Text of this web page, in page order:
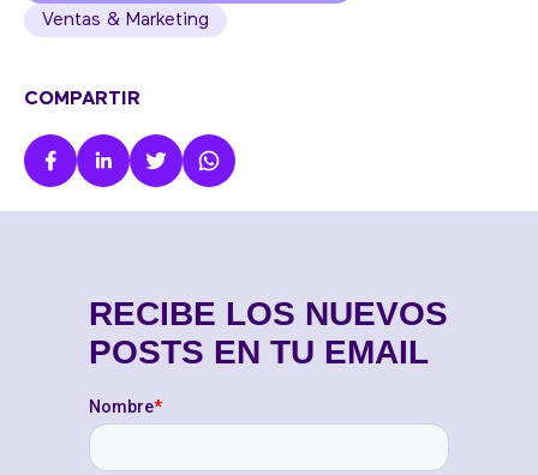
Ventas & Marketing
COMPARTIR